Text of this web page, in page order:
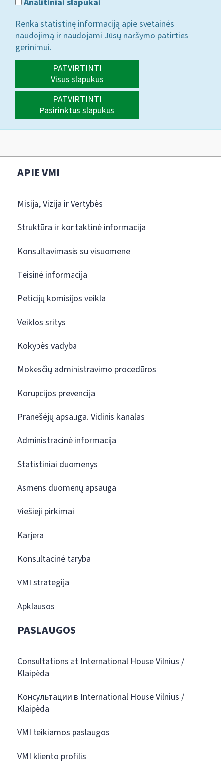
Analitiniai slapukai
Renka statistinę informaciją apie svetainės
naudojimą ir naudojami Jūsų naršymo patirties
gerinimui.
PATVIRTINTI
Visus slapukus
PATVIRTINTI
Pasirinktus slapukus
APIE VMI
Misija, Vizija ir Vertybės
Struktūra ir kontaktinė informacija
Konsultavimasis su visuomene
Teisinė informacija
Peticijų komisijos veikla
Veiklos sritys
Kokybės vadyba
Mokesčių administravimo procedūros
Korupcijos prevencija
Pranešėjų apsauga. Vidinis kanalas
Administracinė informacija
Statistiniai duomenys
Asmens duomenų apsauga
Viešieji pirkimai
Karjera
Konsultacinė taryba
VMI strategija
Apklausos
PASLAUGOS
Consultations at International House Vilnius /
Klaipėda
Консультации в International House Vilnius /
Klaipėda
VMI teikiamos paslaugos
VMI kliento profilis